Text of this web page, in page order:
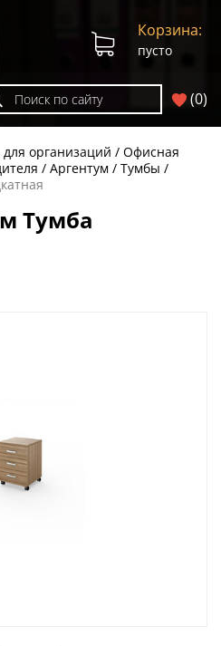
(0)
Корзина:
пусто
организаций
Офисная
Аргентум
Тумбы
Тумба